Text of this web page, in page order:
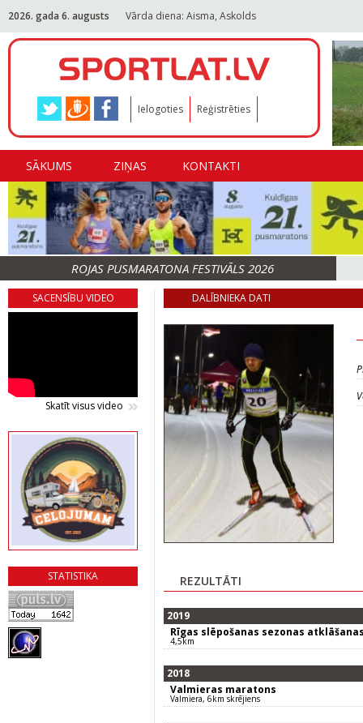
2026. gada 6. augusts Vārda diena: Aisma, Askolds
Ielogoties Reģistrēties
SĀKUMS ZIŅAS KONTAKTI
ROJAS PUSMARATONA FESTIVĀLS 2026
SACENSĪBU VIDEO
Skatīt visus video
STATISTIKA
DALĪBNIEKA DATI
REZULTĀTI
2019
Rīgas slēpošanas sezonas
4,5km
2018
Valmieras maratons
Valmiera, 6km skrējiens